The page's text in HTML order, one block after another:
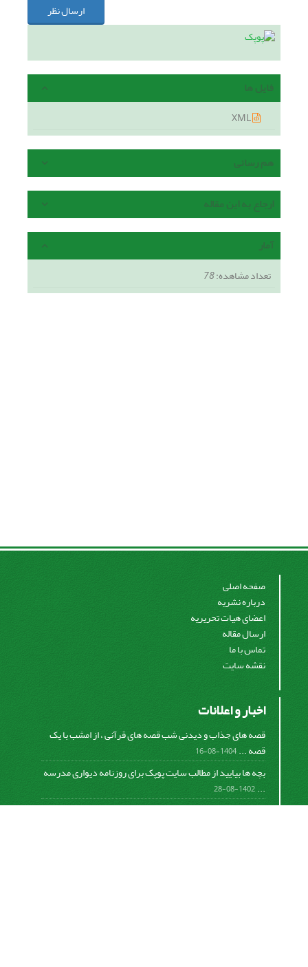
ارسال نظر
فایل ها
هم رسانی
ارجاع به این مقاله
آمار
تعداد مشاهده:78
صفحه اصلی
درباره نشریه
اعضای هیات تحریریه
ارسال مقاله
تماس با ما
نقشه سایت
اخبار و اعلانات
قصه های جذاب و دیدنی شب قصه های قرآنی ، از امشب با یک
قصه ...1404-08-16
بچه ها بیایید از مطالب سایت پوپک برای روزنامه دیواری مدرسه
...
1402-08-28